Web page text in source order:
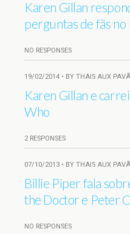
Karen Gillan
perguntas de fãs
NO RESPONSES
19/02/2014 • BY THAIS AUX
Karen Gillan e
Who
2 RESPONSES
07/10/2013 • BY THAIS AUX
Billie Piper fala
the Doctor e Peter
NO RESPONSES